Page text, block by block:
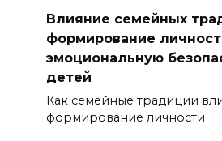
Влияние семейных
формирование
эмоциональную
детей
Как семейные традиции
формирование личности